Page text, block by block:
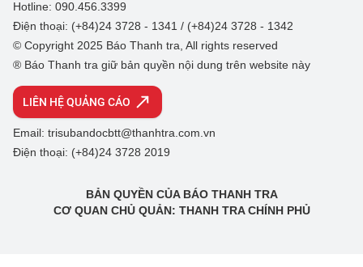
Hotline: 090.456.3399
Điện thoại: (+84)24 3728 - 1341 / (+84)24 3728 - 1342
© Copyright 2025 Báo Thanh tra, All rights reserved
® Báo Thanh tra giữ bản quyền nội dung trên website này
LIÊN HỆ QUẢNG CÁO
Email: trisubandocbtt@thanhtra.com.vn
Điện thoại: (+84)24 3728 2019
BẢN QUYỀN CỦA BÁO THANH TRA
CƠ QUAN CHỦ QUẢN: THANH TRA CHÍNH PHỦ